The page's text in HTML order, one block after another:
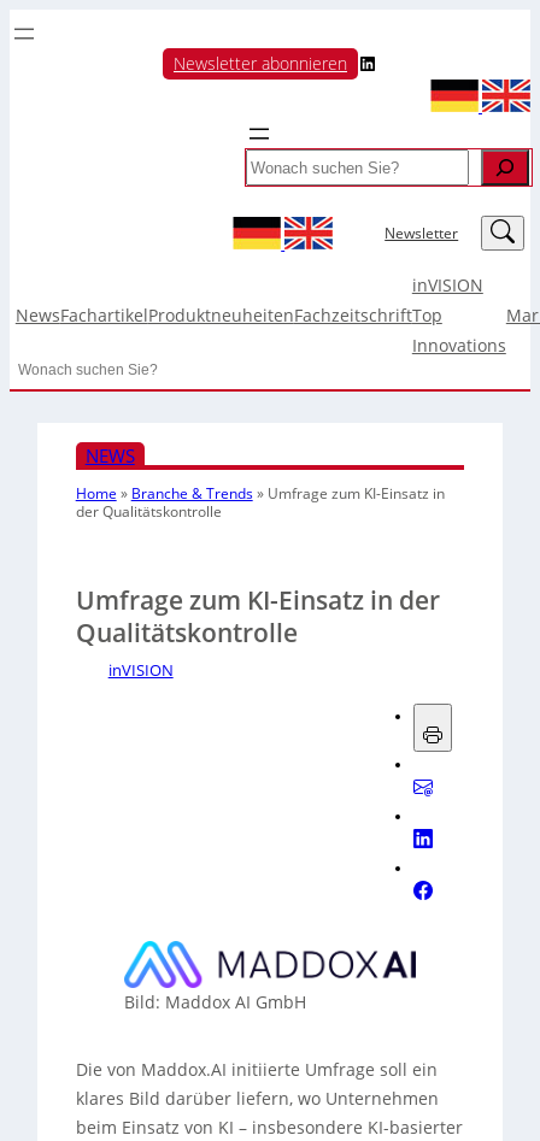
Newsletter abonnieren LinkedIn
Search
Newsletter LinkedIn
NewsFachartikelProduktneuheitenFachzeitschrift
inVISION
Top
Innovations
Search
NEWS
Home » Branche & Trends» Umfrage zum KI-Einsatz in
der Qualitätskontrolle
Umfrage zum KI-Einsatz in der
Qualitätskontrolle
inVISION
Bild: Maddox AI GmbH
Die von Maddox.AI initiierte Umfrage soll ein
klares Bild darüber liefern, wo Unternehmen
beim Einsatz von KI – insbesondere KI-basierter